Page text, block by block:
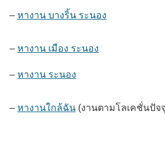
– หางาน บางริ้น ระนอง
– หางาน เมือง ระนอง
– หางาน ระนอง
– หางานใกล้ฉัน (งานตามโลเคชั่นปั